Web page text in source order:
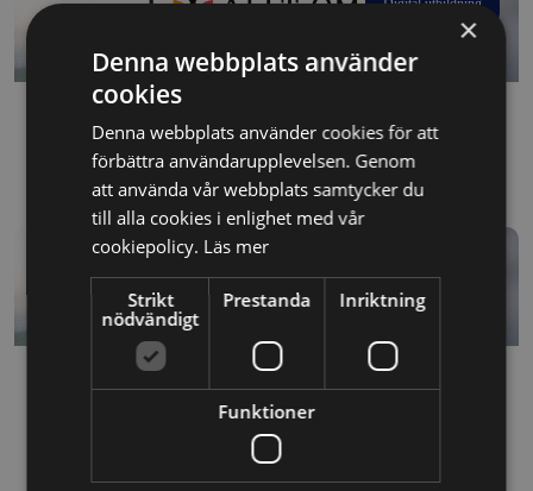
Digital utbildning
Avtalsportalen
450kr – 4200krPrice
range:
450kr
4200kr
Avtalsanalys 7+ sidor
×
Denna webbplats använder
cookies
Denna webbplats använder cookies för att
förbättra användarupplevelsen. Genom
att använda vår webbplats samtycker du
till alla cookies i enlighet med vår
cookiepolicy. Läs mer
Strikt
nödvändigt
Prestanda Inriktning
Funktioner